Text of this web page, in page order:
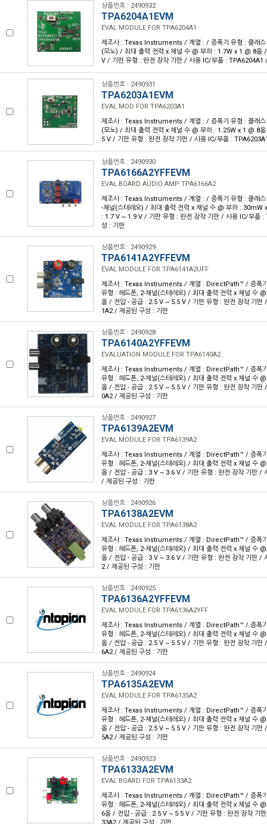
상품번호 : 2490932
TPA6204A1EVM
EVAL MODULE FOR TPA6204A1
제조사 : Texas Instruments / 계열 : / 증폭기 유형 : 클래스
(모노) / 최대 출력 전력 x 채널 수 @ 부하 : 1.7W x 1 @ 8옴
V / 기판 유형 : 완전 장착 기판 / 사용 IC/부품 : TPA6204A1
상품번호 : 2490931
TPA6203A1EVM
EVAL MOD FOR TPA6203A1
제조사 : Texas Instruments / 계열 : / 증폭기 유형 : 클래스
(모노) / 최대 출력 전력 x 채널 수 @ 부하 : 1.25W x 1 @ 8
5 V / 기판 유형 : 완전 장착 기판 / 사용 IC/부품 :
상품번호 : 2490930
TPA6166A2YFFEVM
EVAL BOARD AUDIO AMP TPA6166A2
제조사 : Texas Instruments / 계열 : / 증폭기 유형 : 클래스
-채널(스테레오) / 최대 출력 전력 x 채널 수 @ 부하 : 30mW
: 1.7 V ~ 1.9 V / 기판 유형 : 완전 장착 기판 / 사용 IC/부품
성 : 기판
상품번호 : 2490929
TPA6141A2YFFEVM
EVAL MODULE FOR TPA6141A2UFF
제조사 : Texas Instruments / 계열 : DirectPath™ / 증폭
유형 : 헤드폰, 2-채널(스테레오) / 최대 출력 전력 x 채널 수
옴 / 전압 - 공급 : 2.5 V ~ 5.5 V / 기판 유형 : 완전 장착 기판
1A2 / 제공된 구성 : 기판
상품번호 : 2490928
TPA6140A2YFFEVM
EVALUATION MODULE FOR TPA6140A2
제조사 : Texas Instruments / 계열 : DirectPath™ / 증폭
유형 : 헤드폰, 2-채널(스테레오) / 최대 출력 전력 x 채널 수
옴 / 전압 - 공급 : 2.5 V ~ 5.5 V / 기판 유형 : 완전 장착 기판
0A2 / 제공된 구성 : 기판
상품번호 : 2490927
TPA6139A2EVM
EVAL MODULE FOR TPA6139A2
제조사 : Texas Instruments / 계열 : DirectPath™ / 증폭
유형 : 헤드폰, 2-채널(스테레오) / 최대 출력 전력 x 채널 수
옴 / 전압 - 공급 : 3 V ~ 3.6 V / 기판 유형 : 완전 장착 기판 /
/ 제공된 구성 : 기판
상품번호 : 2490926
TPA6138A2EVM
EVAL MODULE FOR TPA6138A2
제조사 : Texas Instruments / 계열 : DirectPath™ / 증폭
유형 : 헤드폰, 2-채널(스테레오) / 최대 출력 전력 x 채널 수
옴 / 전압 - 공급 : 3 V ~ 3.6 V / 기판 유형 : 완전 장착 기판 /
2 / 제공된 구성 : 기판
상품번호 : 2490925
TPA6136A2YFFEVM
EVAL MODULE FOR TPA6136A2YFF
제조사 : Texas Instruments / 계열 : DirectPath™ / 증폭
유형 : 헤드폰, 2-채널(스테레오) / 최대 출력 전력 x 채널 수
옴 / 전압 - 공급 : 2.5 V ~ 5.5 V / 기판 유형 : 완전 장착 기판
6A2 / 제공된 구성 : 기판
상품번호 : 2490924
TPA6135A2EVM
EVAL MODULE FOR TPA6135A2
제조사 : Texas Instruments / 계열 : DirectPath™ / 증폭
유형 : 헤드폰, 2-채널(스테레오) / 최대 출력 전력 x 채널 수
옴 / 전압 - 공급 : 2.5 V ~ 5.5 V / 기판 유형 : 완전 장착 기판
5A2 / 제공된 구성 : 기판
상품번호 : 2490923
TPA6133A2EVM
EVAL BOARD FOR TPA6133A2
제조사 : Texas Instruments / 계열 : DirectPath™ / 증폭
유형 : 헤드폰, 2-채널(스테레오) / 최대 출력 전력 x 채널 수
6옴 / 전압 - 공급 : 2.5 V ~ 5.5 V / 기판 유형 : 완전 장착 기